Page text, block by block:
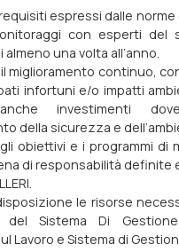
espressi dalle
con esperti del
una volta all’anno.
miglioramento continuo,
infortuni e/o impatti
investimenti
della sicurezza e
obiettivi e i programmi di
di responsabilità definite
le risorse
del Sistema Di
Lavoro e Sistema di